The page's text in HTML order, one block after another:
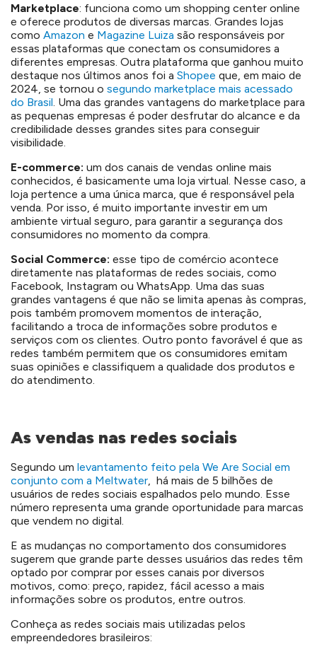
Marketplace: funciona como um shopping center online
e oferece produtos de diversas marcas. Grandes lojas
como Amazon e Magazine Luiza são responsáveis por
essas plataformas que conectam os consumidores a
diferentes empresas. Outra plataforma que ganhou muito
destaque nos últimos anos foi a Shopee que, em maio de
2024, se tornou o segundo marketplace mais acessado
do Brasil. Uma das grandes vantagens do marketplace para
as pequenas empresas é poder desfrutar do alcance e da
credibilidade desses grandes sites para conseguir
visibilidade.
E-commerce: um dos canais de vendas online mais
conhecidos, é basicamente uma loja virtual. Nesse caso, a
loja pertence a uma única marca, que é responsável pela
venda. Por isso, é muito importante investir em um
ambiente virtual seguro, para garantir a segurança dos
consumidores no momento da compra.
Social Commerce: esse tipo de comércio acontece
diretamente nas plataformas de redes sociais, como
Facebook, Instagram ou WhatsApp. Uma das suas
grandes vantagens é que não se limita apenas às compras,
pois também promovem momentos de interação,
facilitando a troca de informações sobre produtos e
serviços com os clientes. Outro ponto favorável é que as
redes também permitem que os consumidores emitam
suas opiniões e classifiquem a qualidade dos produtos e
do atendimento.
As vendas nas redes sociais
Segundo um levantamento feito pela We Are Social em
conjunto com a Meltwater, há mais de 5 bilhões de
usuários de redes sociais espalhados pelo mundo. Esse
número representa uma grande oportunidade para marcas
que vendem no digital.
E as mudanças no comportamento dos consumidores
sugerem que grande parte desses usuários das redes têm
optado por comprar por esses canais por diversos
motivos, como: preço, rapidez, fácil acesso a mais
informações sobre os produtos, entre outros.
Conheça as redes sociais mais utilizadas pelos
empreendedores brasileiros: